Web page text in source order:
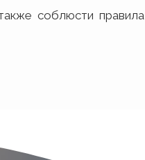
соблюсти правила